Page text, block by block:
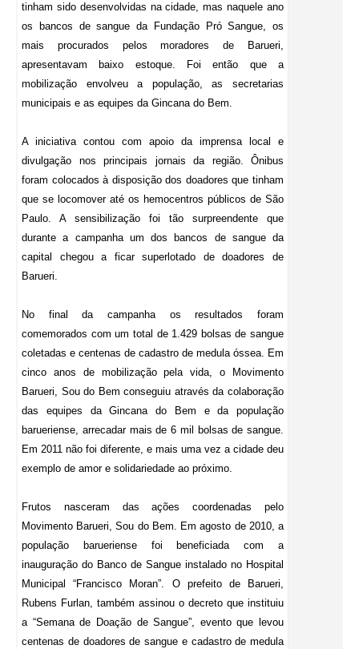
tinham sido desenvolvidas na cidade, mas naquele ano
os bancos de sangue da Fundação Pró Sangue, os
mais procurados pelos moradores de Barueri,
apresentavam baixo estoque. Foi então que a
mobilização envolveu a população, as secretarias
municipais e as equipes da Gincana do Bem.
A iniciativa contou com apoio da imprensa local e
divulgação nos principais jornais da região. Ônibus
foram colocados à disposição dos doadores que tinham
que se locomover até os hemocentros públicos de São
Paulo. A sensibilização foi tão surpreendente que
durante a campanha um dos bancos de sangue da
capital chegou a ficar superlotado de doadores de
Barueri.
No final da campanha os resultados foram
comemorados com um total de 1.429 bolsas de sangue
coletadas e centenas de cadastro de medula óssea. Em
cinco anos de mobilização pela vida, o Movimento
Barueri, Sou do Bem conseguiu através da colaboração
das equipes da Gincana do Bem e da população
barueriense, arrecadar mais de 6 mil bolsas de sangue.
Em 2011 não foi diferente, e mais uma vez a cidade deu
exemplo de amor e solidariedade ao próximo.
Frutos nasceram das ações coordenadas pelo
Movimento Barueri, Sou do Bem. Em agosto de 2010, a
população barueriense foi beneficiada com a
inauguração do Banco de Sangue instalado no Hospital
Municipal “Francisco Moran”. O prefeito de Barueri,
Rubens Furlan, também assinou o decreto que instituiu
a “Semana de Doação de Sangue”, evento que levou
centenas de doadores de sangue e cadastro de medula